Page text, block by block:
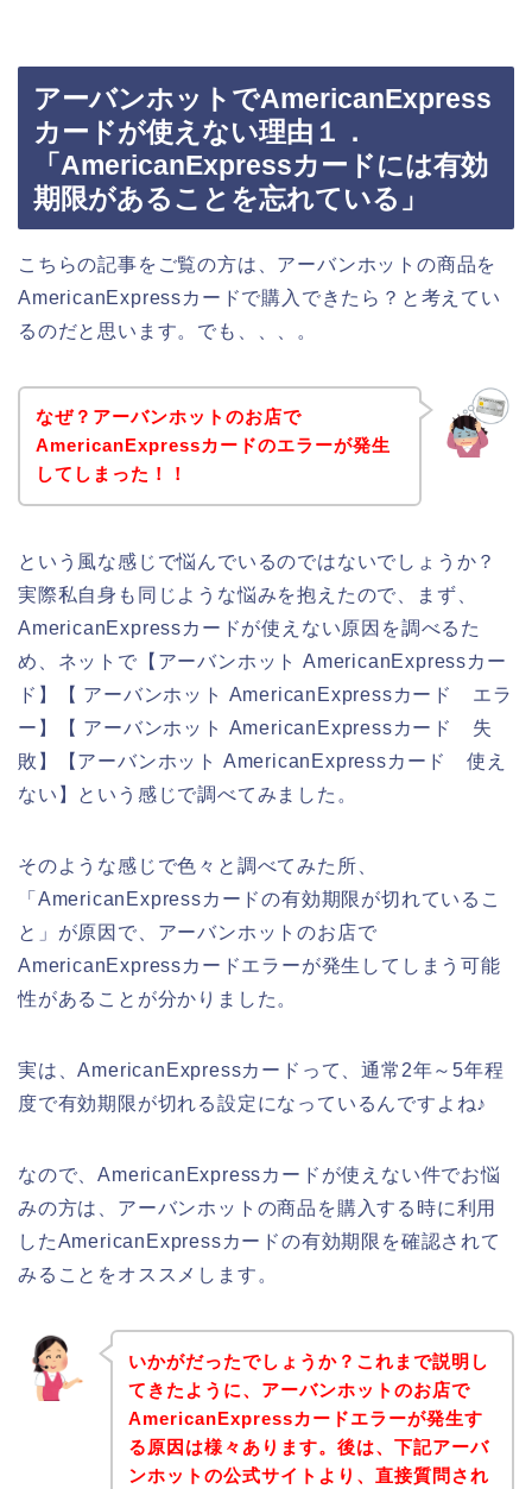
アーバンホットでAmericanExpress
カードが使えない理由１．
「AmericanExpressカードには有効
期限があることを忘れている」
こちらの記事をご覧の方は、アーバンホットの商品を
AmericanExpressカードで購入できたら？と考えてい
るのだと思います。でも、、、。
なぜ？アーバンホットのお店で
AmericanExpressカードのエラーが発生
してしまった！！
という風な感じで悩んでいるのではないでしょうか？
実際私自身も同じような悩みを抱えたので、まず、
AmericanExpressカードが使えない原因を調べるた
め、ネットで【アーバンホット AmericanExpressカー
ド】【 アーバンホット AmericanExpressカード エラ
ー】【 アーバンホット AmericanExpressカード 失
敗】【アーバンホット AmericanExpressカード 使え
ない】という感じで調べてみました。
そのような感じで色々と調べてみた所、
「AmericanExpressカードの有効期限が切れているこ
と」が原因で、アーバンホットのお店で
AmericanExpressカードエラーが発生してしまう可能
性があることが分かりました。
実は、AmericanExpressカードって、通常2年～5年程
度で有効期限が切れる設定になっているんですよね♪
なので、AmericanExpressカードが使えない件でお悩
みの方は、アーバンホットの商品を購入する時に利用
したAmericanExpressカードの有効期限を確認されて
みることをオススメします。
いかがだったでしょうか？これまで説明し
てきたように、アーバンホットのお店で
AmericanExpressカードエラーが発生す
る原因は様々あります。後は、下記アーバ
ンホットの公式サイトより、直接質問され